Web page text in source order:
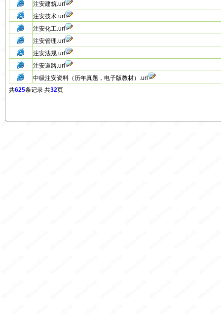
注安建筑.url
注安技术.url
注安化工.url
注安管理.url
注安法规.url
注安道路.url
中级注安资料（历年真题，电子版教材）.url
共625条记录 共32页